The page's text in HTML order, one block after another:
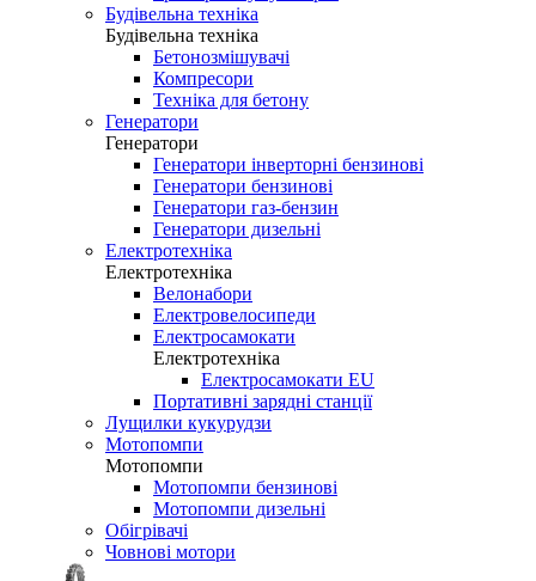
Будівельна техніка
Будівельна техніка
Бетонозмішувачі
Компресори
Техніка для бетону
Генератори
Генератори
Генератори інверторні бензинові
Генератори бензинові
Генератори газ-бензин
Генератори дизельні
Електротехніка
Електротехніка
Велонабори
Електровелосипеди
Електросамокати
Електротехніка
Електросамокати EU
Портативні зарядні станції
Лущилки кукурудзи
Мотопомпи
Мотопомпи
Мотопомпи бензинові
Мотопомпи дизельні
Обігрівачі
Човнові мотори